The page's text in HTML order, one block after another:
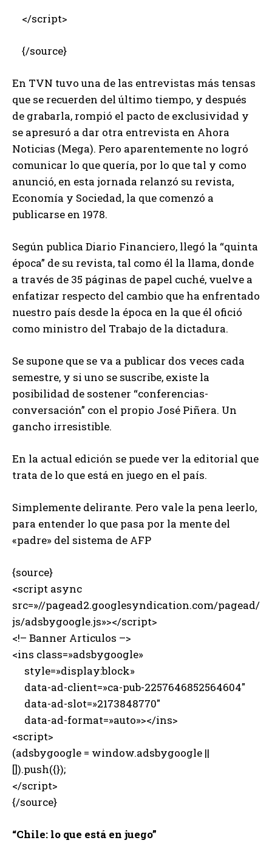
</script>
{/source}
En TVN tuvo una de las entrevistas más tensas
que se recuerden del último tiempo, y después
de grabarla, rompió el pacto de exclusividad y
se apresuró a dar otra entrevista en Ahora
Noticias (Mega). Pero aparentemente no logró
comunicar lo que quería, por lo que tal y como
anunció, en esta jornada relanzó su revista,
Economía y Sociedad, la que comenzó a
publicarse en 1978.
Según publica Diario Financiero, llegó la “quinta
época” de su revista, tal como él la llama, donde
a través de 35 páginas de papel cuché, vuelve a
enfatizar respecto del cambio que ha enfrentado
nuestro país desde la época en la que él ofició
como ministro del Trabajo de la dictadura.
Se supone que se va a publicar dos veces cada
semestre, y si uno se suscribe, existe la
posibilidad de sostener “conferencias-
conversación” con el propio José Piñera. Un
gancho irresistible.
En la actual edición se puede ver la editorial que
trata de lo que está en juego en el país.
Simplemente delirante. Pero vale la pena leerlo,
para entender lo que pasa por la mente del
«padre» del sistema de AFP
{source}
<script async
src=»//pagead2.googlesyndication.com/pagead/
js/adsbygoogle.js»></script>
<!– Banner Articulos –>
<ins class=»adsbygoogle»
style=»display:block»
data-ad-client=»ca-pub-2257646852564604″
data-ad-slot=»2173848770″
data-ad-format=»auto»></ins>
<script>
(adsbygoogle = window.adsbygoogle ||
[]).push({});
</script>
{/source}
“Chile: lo que está en juego”